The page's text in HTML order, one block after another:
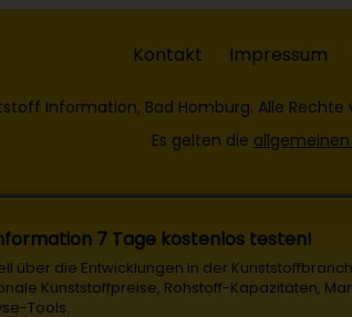
7 Tage kostenlos testen!
über die Entwicklungen in der
Kunststoffpreise, Rohstoff-Kapazitäten,
Tools.
Kontakt Impressum
Information, Bad Homburg. Alle
Es gelten die